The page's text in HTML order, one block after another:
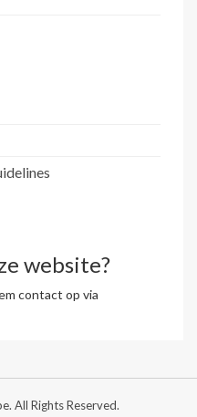
website?
contact op via
All Rights Reserved.